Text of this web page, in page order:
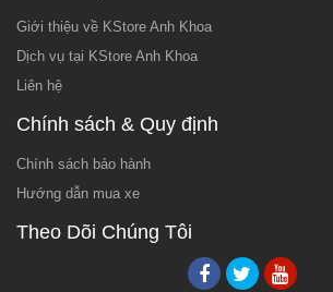
Giới thiệu về KStore Anh Khoa
Dịch vụ tại KStore Anh Khoa
Liên hệ
Chính sách & Quy định
Chính sách bảo hành
Hướng dẫn mua xe
Theo Dõi Chúng Tôi